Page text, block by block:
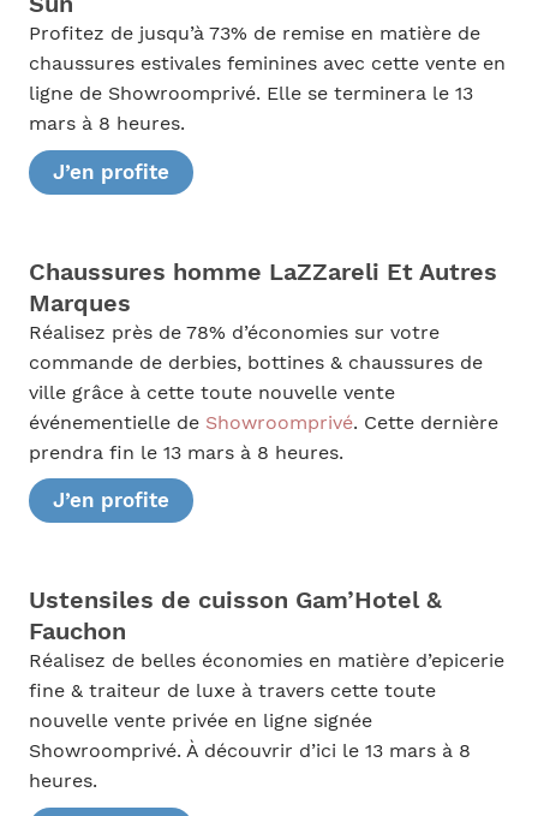
Profitez de jusqu’à 73% de remise en matière de
chaussures estivales feminines avec cette vente en
ligne de Showroomprivé. Elle se terminera le 13
mars à 8 heures.
J’en profite
Chaussures homme LaZZareli Et Autres
Marques
Réalisez près de 78% d’économies sur votre
commande de derbies, bottines & chaussures de
ville grâce à cette toute nouvelle vente
événementielle de Showroomprivé. Cette dernière
prendra fin le 13 mars à 8 heures.
J’en profite
Ustensiles de cuisson Gam’Hotel &
Fauchon
Réalisez de belles économies en matière d’epicerie
fine & traiteur de luxe à travers cette toute
nouvelle vente privée en ligne signée
Showroomprivé. À découvrir d’ici le 13 mars à 8
heures.